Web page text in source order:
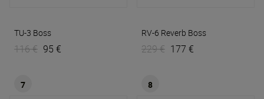
TU-3 Boss
116 € 95 €
RV-6 Reverb Boss
229 € 177 €
7 8